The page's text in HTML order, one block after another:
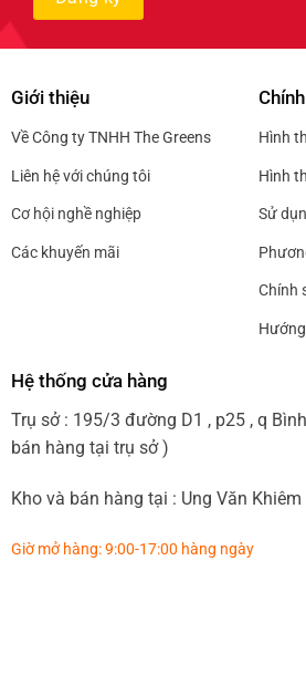
Giới thiệu
Về Công ty TNHH The Greens
Liên hệ với chúng tôi
Cơ hội nghề nghiệp
Các khuyến mãi
Hình
Hình
Sử
Chính
Hệ thống cửa hàng
Trụ sở : 195/3 đường D1 , p25 , q
bán hàng tại trụ sở )
Kho và bán hàng tại : Ung Văn
Giờ mở hàng: 9:00-17:00 hàng ngày